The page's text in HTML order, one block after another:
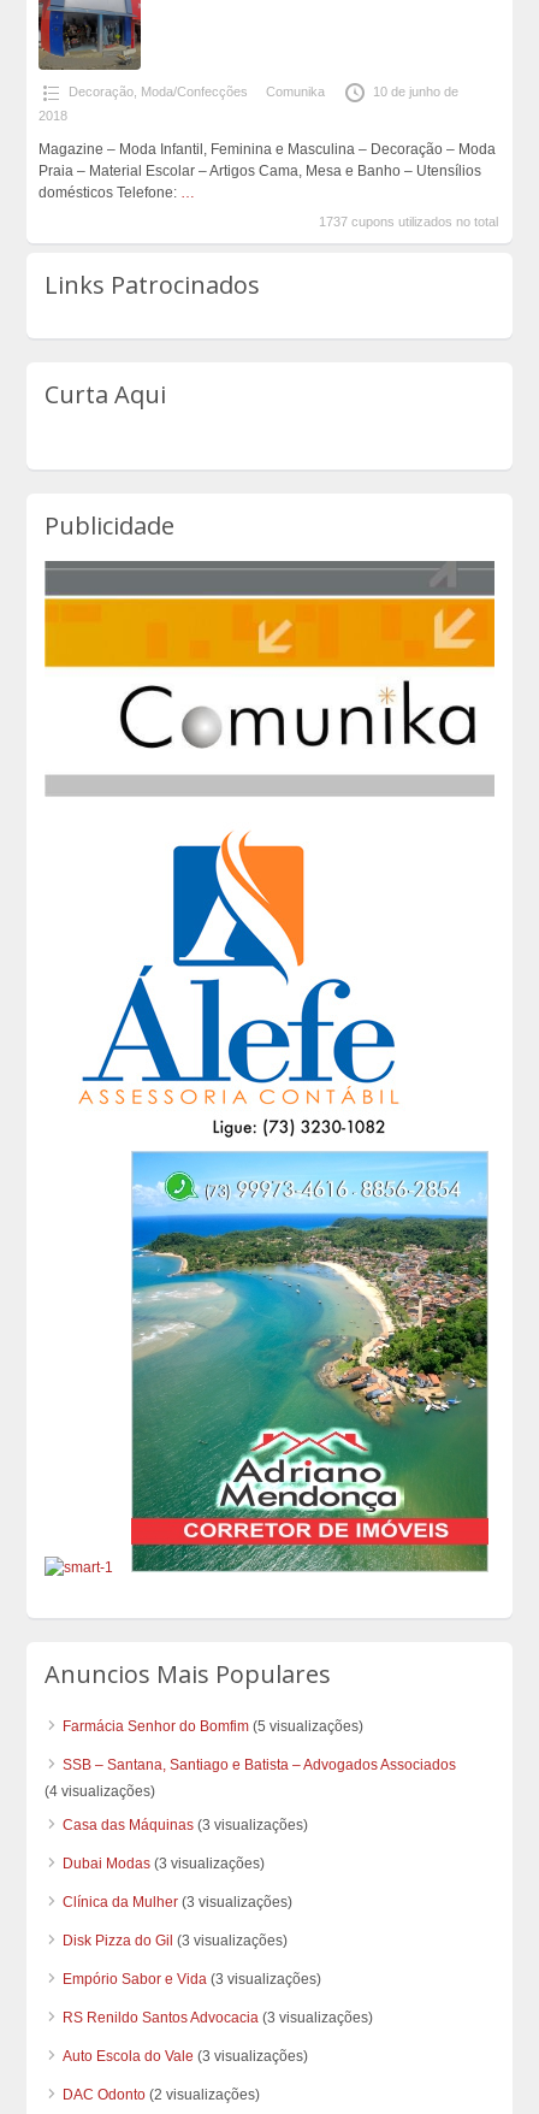
Decoração, Moda/Confecções Comunika
10 de junho de
2018
Magazine – Moda Infantil, Feminina e Masculina – Decoração – Moda
Praia – Material Escolar – Artigos Cama, Mesa e Banho – Utensílios
domésticos Telefone: …
1737 cupons utilizados no total
Links Patrocinados
Curta Aqui
Publicidade
Anuncios Mais Populares
Farmácia Senhor do Bomfim (5 visualizações)
SSB – Santana, Santiago e Batista – Advogados Associados
(4 visualizações)
Casa das Máquinas (3 visualizações)
Dubai Modas (3 visualizações)
Clínica da Mulher (3 visualizações)
Disk Pizza do Gil (3 visualizações)
Empório Sabor e Vida (3 visualizações)
RS Renildo Santos Advocacia (3 visualizações)
Auto Escola do Vale (3 visualizações)
DAC Odonto (2 visualizações)